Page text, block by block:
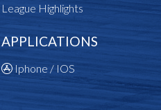
League Highlights
APPLICATIONS
Iphone / IOS